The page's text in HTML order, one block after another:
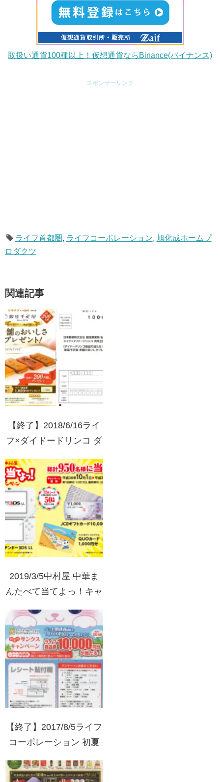
取扱い通貨100種以上！仮想通貨ならBinance(バイナンス)
スポンサーリンク
ライフ首都圏 , ライフコーポレーション, 旭化成ホームプ
ロダクツ
関連記事
【終了】2018/6/16ライ
フ×ダイドードリンコ ダ
たる！銀座千疋屋 老舗
のおいしさプレゼント！
2019/3/5中村屋 中華ま
んたべて当てよっ！キャ
【終了】2017/8/5ライフ
コーポレーション 初夏
ペット関連商品を1000